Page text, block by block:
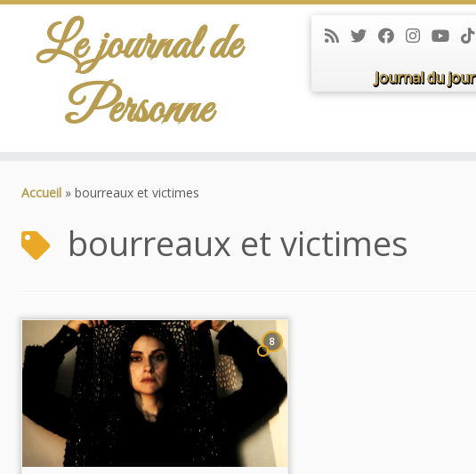
Le journal de
Personne
Journal du jour
Accueil » bourreaux et victimes
bourreaux et victimes
8